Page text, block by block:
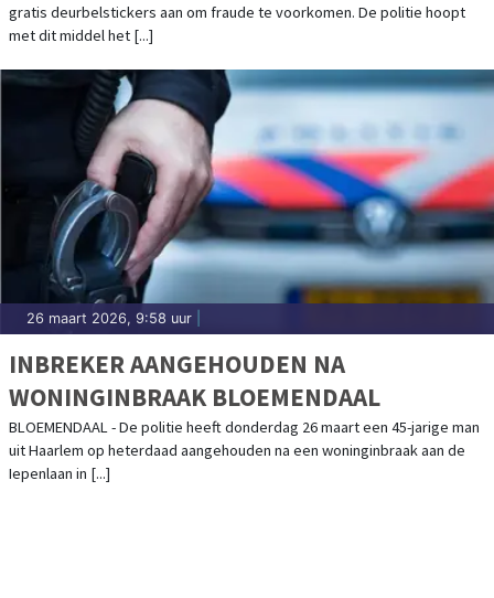
gratis deurbelstickers aan om fraude te voorkomen. De politie hoopt
met dit middel het [...]
26 maart 2026, 9:58 uur
INBREKER AANGEHOUDEN NA
WONINGINBRAAK BLOEMENDAAL
BLOEMENDAAL - De politie heeft donderdag 26 maart een 45-jarige man
uit Haarlem op heterdaad aangehouden na een woninginbraak aan de
Iepenlaan in [...]